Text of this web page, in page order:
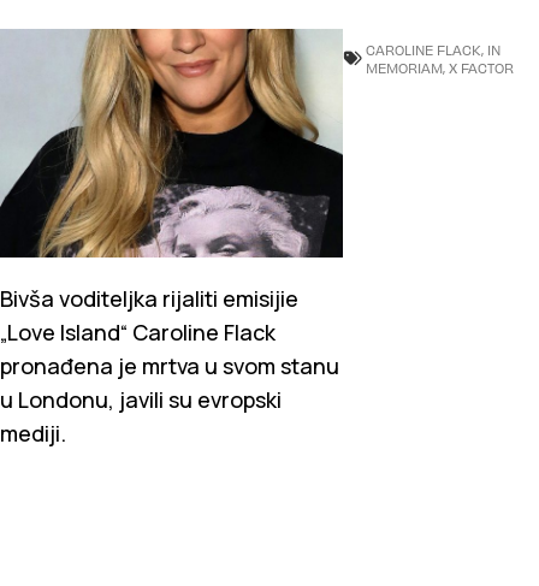
Bivša voditeljka rijaliti emisijie
„Love Island“ Caroline Flack
pronađena je mrtva u svom stanu
u Londonu, javili su evropski
mediji.
CAROLINE FLACK, IN
MEMORIAM, X FACTOR